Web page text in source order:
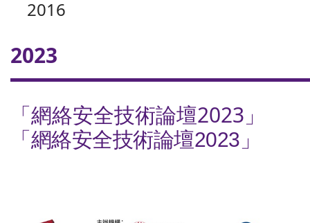
2016
2023
「網絡安全技術論壇2023」
「網絡安全技術論壇2023」